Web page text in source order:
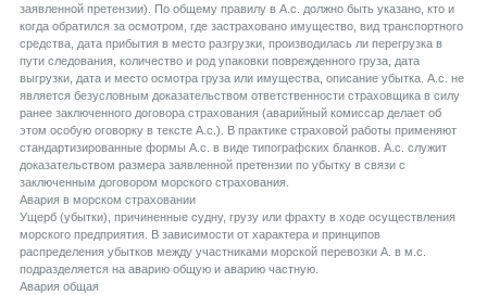
заявленной претензии). По общему правилу в А.с. должно быть указано, кто и
когда обратился за осмотром, где застраховано имущество, вид транспортного
средства, дата прибытия в место разгрузки, производилась ли перегрузка в
пути следования, количество и род упаковки поврежденного груза, дата
выгрузки, дата и место осмотра груза или имущества, описание убытка. А.с. не
является безусловным доказательством ответственности страховщика в силу
ранее заключенного договора страхования (аварийный комиссар делает об
этом особую оговорку в тексте А.с.). В практике страховой работы применяют
стандартизированные формы А.с. в виде типографских бланков. А.с. служит
доказательством размера заявленной претензии по убытку в связи с
заключенным договором морского страхования.
Aвария в морском страховании
Ущерб (убытки), причиненные судну, грузу или фрахту в ходе осуществления
морского предприятия. В зависимости от характера и принципов
распределения убытков между участниками морской перевозки А. в м.с.
подразделяется на аварию общую и аварию частную.
Aвария общая